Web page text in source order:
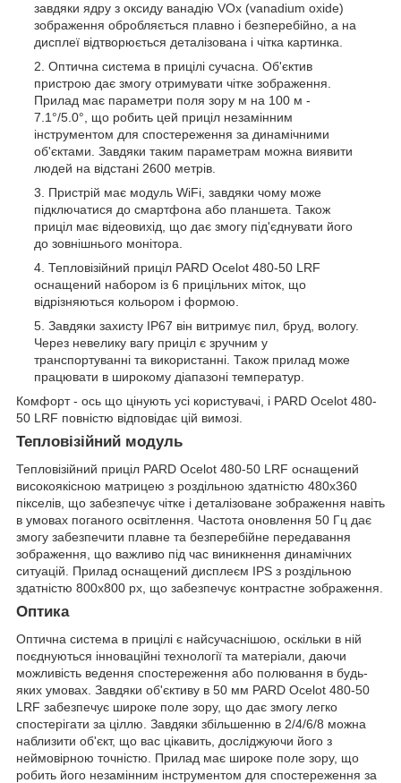
завдяки ядру з оксиду ванадію VOx (vanadium oxide)
зображення обробляється плавно і безперебійно, а на
дисплеї відтворюється деталізована і чітка картинка.
Оптична система в прицілі сучасна. Об'єктив
пристрою дає змогу отримувати чітке зображення.
Прилад має параметри поля зору м на 100 м -
7.1°/5.0°, що робить цей приціл незамінним
інструментом для спостереження за динамічними
об'єктами. Завдяки таким параметрам можна виявити
людей на відстані 2600 метрів.
Пристрій має модуль WiFi, завдяки чому може
підключатися до смартфона або планшета. Також
приціл має відеовихід, що дає змогу під'єднувати його
до зовнішнього монітора.
Тепловізійний приціл PARD Ocelot 480-50 LRF
оснащений набором із 6 прицільних міток, що
відрізняються кольором і формою.
Завдяки захисту IP67 він витримує пил, бруд, вологу.
Через невелику вагу приціл є зручним у
транспортуванні та використанні. Також прилад може
працювати в широкому діапазоні температур.
Комфорт - ось що цінують усі користувачі, і PARD Ocelot 480-
50 LRF повністю відповідає цій вимозі.
Тепловізійний модуль
Тепловізійний приціл PARD Ocelot 480-50 LRF оснащений
високоякісною матрицею з роздільною здатністю 480x360
пікселів, що забезпечує чітке і деталізоване зображення навіть
в умовах поганого освітлення. Частота оновлення 50 Гц дає
змогу забезпечити плавне та безперебійне передавання
зображення, що важливо під час виникнення динамічних
ситуацій. Прилад оснащений дисплеєм IPS з роздільною
здатністю 800x800 px, що забезпечує контрастне зображення.
Оптика
Оптична система в прицілі є найсучаснішою, оскільки в ній
поєднуються інноваційні технології та матеріали, даючи
можливість ведення спостереження або полювання в будь-
яких умовах. Завдяки об'єктиву в 50 мм PARD Ocelot 480-50
LRF забезпечує широке поле зору, що дає змогу легко
спостерігати за ціллю. Завдяки збільшенню в 2/4/6/8 можна
наблизити об'єкт, що вас цікавить, досліджуючи його з
неймовірною точністю. Прилад має широке поле зору, що
робить його незамінним інструментом для спостереження за